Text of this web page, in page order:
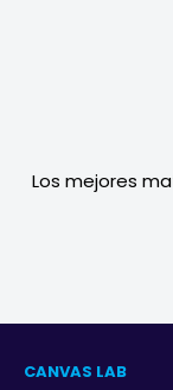
Los mejores
CANVAS LAB